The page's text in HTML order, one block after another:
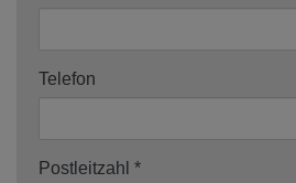
Telefon
Postleitzahl